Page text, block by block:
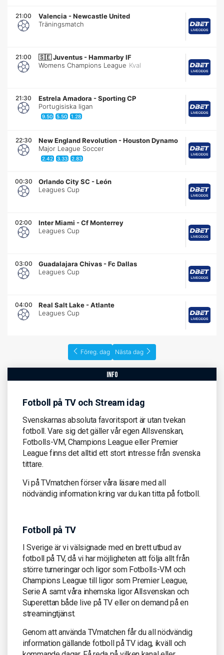
21:00 Valencia -Newcastle United
Träningsmatch
21:00 🇸🇪Juventus -Hammarby IF
Womens Champions League Kval
21:30 Estrela Amadora -Sporting CP
Portugisiska ligan
9.50 5.50 1.28
22:30 New England Revolution -Houston Dynamo
Major League Soccer
2.42 3.33 2.83
00:30 Orlando City SC -León
Leagues Cup
02:00 Inter Miami -Cf Monterrey
Leagues Cup
03:00 Guadalajara Chivas -Fc Dallas
Leagues Cup
04:00 Real Salt Lake -Atlante
Leagues Cup
Föreg. dag Nästa dag
info
Fotboll på TV och Stream idag
Svenskarnas absoluta favoritsport är utan tvekan
fotboll. Vare sig det gäller vår egen Allsvenskan,
Fotbolls-VM, Champions League eller Premier
League finns det alltid ett stort intresse från svenska
tittare.
Vi på TVmatchen förser våra läsare med all
nödvändig information kring var du kan titta på fotboll.
Fotboll på TV
I Sverige är vi välsignade med en brett utbud av
fotboll på TV, då vi har möjligheten att följa allt från
större turneringar och ligor som Fotbolls-VM och
Champions League till ligor som Premier League,
Serie A samt våra inhemska ligor Allsvenskan och
Superettan både live på TV eller on demand på en
streamingtjänst.
Genom att använda TVmatchen får du all nödvändig
information gällande fotboll på TV idag, ikväll och